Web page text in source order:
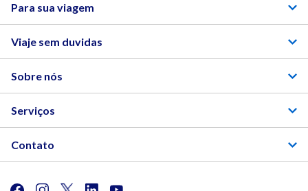
Para sua viagem
Viaje sem duvidas
Sobre nós
Serviços
Contato